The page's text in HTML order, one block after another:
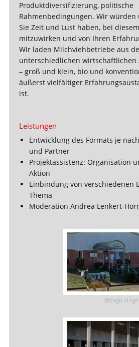
Produktdiversifizierung, politische
Rahmenbedingungen. Wir würden
Sie Zeit und Lust haben, bei
mitzuwirken und von Ihren
Wir laden Milchviehbetriebe aus
unterschiedlichen wirtschaftlichen
– groß und klein, bio und
äußerst vielfältiger
ist.
Leistungen
Entwicklung des Formats je
und Partner
Projektassistenz: Organisation
Aktion
Einbindung von verschiedenen
Thema
Moderation Andrea Lenkert-
@Ingo